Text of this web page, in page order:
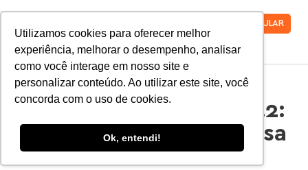
Utilizamos cookies para oferecer melhor
experiência, melhorar o desempenho, analisar
como você interage em nosso site e
personalizar conteúdo. Ao utilizar este site, você
concorda com o uso de cookies.
Ok, entendi!
VESTIBULAR
Colação de Grau 2021.2:
Tudo o que você precisa
saber!